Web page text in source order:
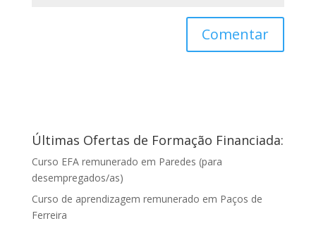
Últimas Ofertas de Formação Financiada:
Curso EFA remunerado em Paredes (para
desempregados/as)
Curso de aprendizagem remunerado em Paços de
Ferreira